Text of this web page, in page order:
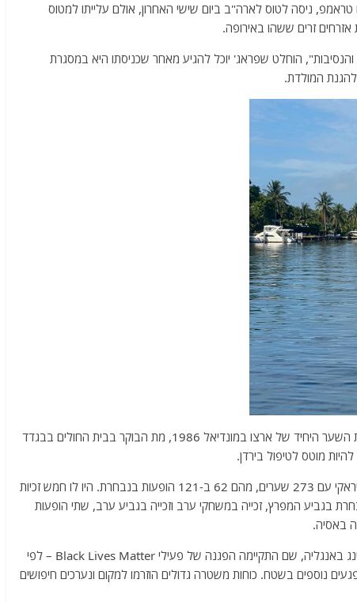
ניסה לטוס לארה"ב ביום שישי האחרון, אולם עלייתו למטוס
זרים ששהו באירופה.
הוחלט שפראג' יוכל להגיע מאחר שכניסתו היא במסגרת
המולדת.
*- אחמד ראדי, לשעבר קפטן נבחרת עיראק שגם הבקיע את השער היחיד של ארצו במונדיאל 1986, מת הבוקר בבית החולים בבגדד
מוטס לטיפול בירדן.
ראדי נחשב לאחד השחקנים הגדולים בתולדות הכדורגל העיראקי עם 273 שערים, מהם 62 ב-121 הופעות בנבחרת. היו לו חמש זכיות
בגביע המפרץ, זכייה במשחקי ערב וזכייה בגביע ערב, שתי הופעות
*- דיווחים על אירוע דקירות המוני בפורברי גרדנס שבעיר רדינג באנגליה, שם התקיימה הפגנה של פעילי Black Lives Matter – לפי
נוספים בשטח. כוחות משטרה גדולים הוזרמו למקום ונערכים חיפושים